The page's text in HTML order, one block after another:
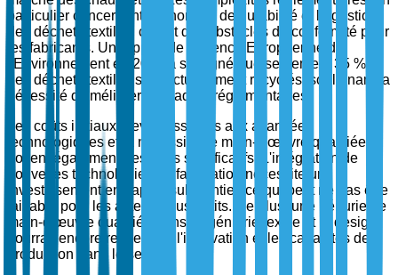
particulier concernant les normes de durabilité et la gestion
des déchets textiles, créent des obstacles de conformité pour
les fabricants. Un rapport de l'Agence Européenne de
l'Environnement en 2023 a souligné que seulement 35 %
des déchets textiles sont actuellement recyclés, soulignant la
nécessité d'améliorer les cadres réglementaires.
Les coûts initiaux élevés associés aux avancées
technologiques et la nécessité de main-d'œuvre qualifiée
posent également des défis significatifs. L'intégration de
nouvelles technologies de fabrication nécessite un
investissement en capital substantiel, ce qui peut ne pas être
faisable pour les acteurs plus petits. De plus, une pénurie de
main-d'œuvre qualifiée dans l'ingénierie textile et le design
pourrait encore restreindre l'innovation et les capacités de
production dans le secteur.